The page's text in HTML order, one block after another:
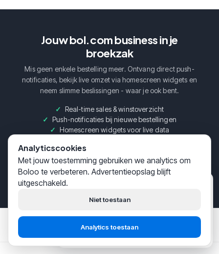
Jouw bol.com business in je
broekzak
Mis geen enkele bestelling meer. Ontvang direct push-
notificaties, bekijk live omzet via homescreen widgets en
neem slimme beslissingen - waar je ook bent.
Real-time sales & winstoverzicht
Push-notificaties bij nieuwe bestellingen
Homescreen widgets voor live data
Marketplace
bol.com-verkopers
Start gratis
Analyticscookies
Met jouw toestemming gebruiken we analytics om
Boloo te verbeteren. Advertentieopslag blijft
uitgeschakeld.
Niet toestaan
Analytics toestaan